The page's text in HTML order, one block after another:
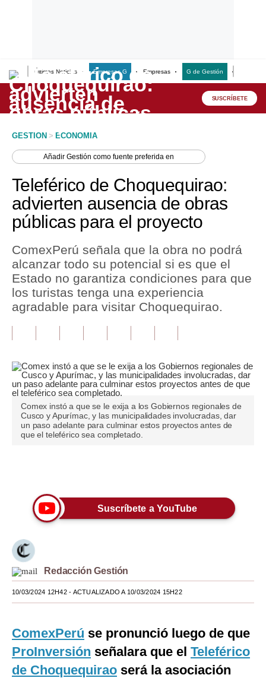
Últimas Noticias Empresas G Empresas G de Gestión
Lo último
Peru Quiosco
Economía
Mercados
Política
Tu Dinero
Finanzas Personales
Opinión
Editorial
Pregunta de hoy
Lujo
Viajes
Moda
Estilos
Mundo
España
SUSCRÍBETE
GESTION > ECONOMIA
AñadirGestión como fuente preferida en
Teleférico de Choquequirao:
advierten ausencia de obras
públicas para el proyecto
ComexPerú señala que la obra no podrá
alcanzar todo su potencial si es que el
Estado no garantiza condiciones para que
los turistas tenga una experiencia
agradable para visitar Choquequirao.
Comex instó a que se le exija a los Gobiernos regionales de
Cusco y Apurímac, y las municipalidades involucradas, dar
un paso adelante para culminar estos proyectos antes de
que el teleférico sea completado.
Suscríbete a YouTube
Redacción Gestión
10/03/2024 12H42- ACTUALIZADO A 10/03/2024 15H22
ComexPerú se pronunció luego de que
ProInversión señalara que el Teleférico
de Choquequirao será la asociación